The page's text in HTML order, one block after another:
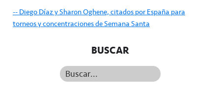
-- Diego Díaz y Sharon Oghene, citados por España para
torneos y concentraciones de Semana Santa
BUSCAR
Buscar...